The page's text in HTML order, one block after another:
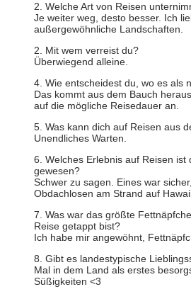
2. Welche Art von Reisen
Je weiter weg, desto besser. Ich
außergewöhnliche Landschaften.
2. Mit wem verreist du?
Überwiegend alleine.
4. Wie entscheidest du, wo es als
Das kommt aus dem Bauch
auf die mögliche Reisedauer an.
5. Was kann dich auf Reisen aus
Unendliches Warten.
6. Welches Erlebnis auf Reisen
gewesen?
Schwer zu sagen. Eines war
Obdachlosen am Strand auf
7. Was war das größte
Reise getappt bist?
Ich habe mir angewöhnt,
8. Gibt es landestypische
Mal in dem Land als erstes
Süßigkeiten <3